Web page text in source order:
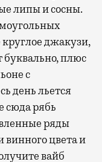
липы и сосны.
джакузи,
буквально, плюс
с
день льется
сюда рябь
ряды
цвета и
вайб